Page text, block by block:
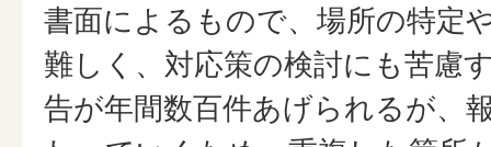
書面によるもので、場所の特定
難しく、対応策の検討にも苦慮
告が年間数百件あげられるが、